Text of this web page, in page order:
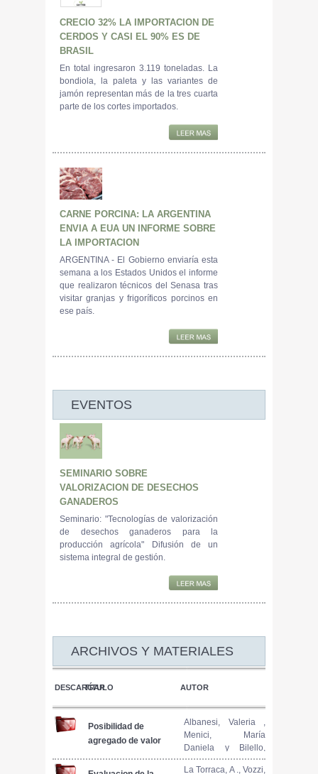
CRECIO 32% LA IMPORTACION DE
CERDOS Y CASI EL 90% ES DE
BRASIL
En total ingresaron 3.119 toneladas. La
bondiola, la paleta y las variantes de
jamón representan más de la tres cuarta
parte de los cortes importados.
CARNE PORCINA: LA ARGENTINA
ENVIA A EUA UN INFORME SOBRE
LA IMPORTACION
ARGENTINA - El Gobierno enviaría esta
semana a los Estados Unidos el informe
que realizaron técnicos del Senasa tras
visitar granjas y frigoríficos porcinos en
ese país.
EVENTOS
SEMINARIO SOBRE
VALORIZACION DE DESECHOS
GANADEROS
Seminario: "Tecnologías de valorización
de desechos ganaderos para la
producción agrícola" Difusión de un
sistema integral de gestión.
ARCHIVOS Y MATERIALES
DESCARGAR
TÍTULO AUTOR
Posibilidad de
agregado de valor
familiares
Albanesi, Valeria ,
Menici, María
Daniela y Bilello,
Graciela
La Torraca, A ., Vozzi,